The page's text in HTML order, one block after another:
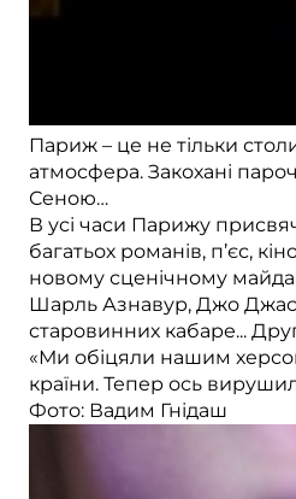
Париж – це не тільки
атмосфера. Закохані
Сеною…
В усі часи Парижу
багатьох романів, п’єс,
новому сценічному
Шарль Азнавур, Джо
старовинних кабаре...
«Ми обіцяли нашим
країни. Тепер ось
Фото: Вадим Гнідаш